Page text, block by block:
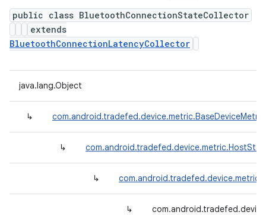
public class BluetoothConnectionStateCollector
extends
BluetoothConnectionLatencyCollector
java.lang.Object
↳
↳
↳
↳